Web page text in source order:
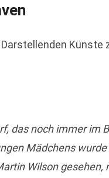
das noch immer im
Mädchens
Wilson gesehen,